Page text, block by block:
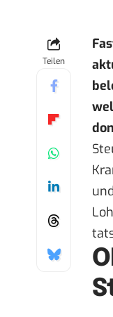
Teilen